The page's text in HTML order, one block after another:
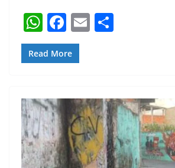
W
h
at
A
p
p
F
a
c
b
o
o
k
E
Read More